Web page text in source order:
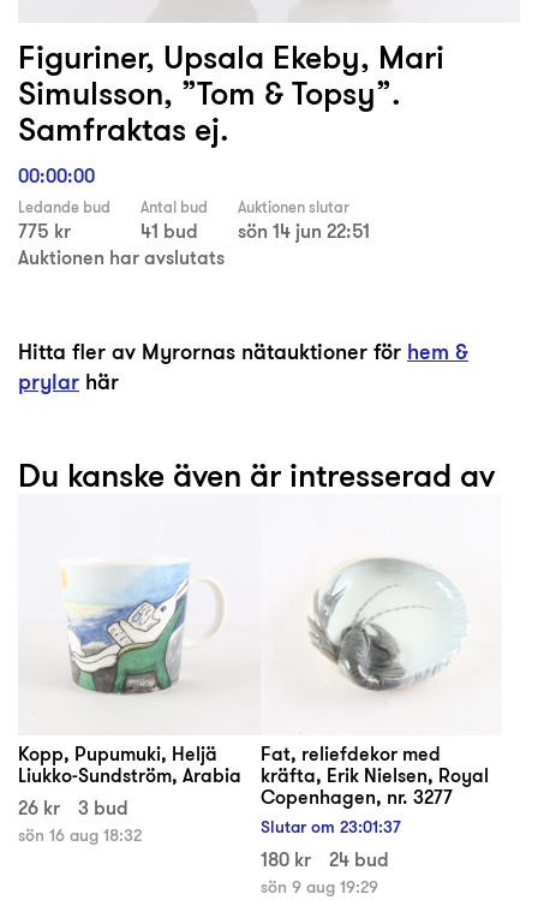
Figuriner, Upsala Ekeby, Mari
Simulsson, ”Tom & Topsy”.
Samfraktas ej.
00:00:00
Ledande bud
775 kr
Antal bud
41 bud
Auktionen slutar
sön 14 jun 22:51
Auktionen har avslutats
Hitta fler av Myrornas nätauktioner för hem &
prylar här
Du kanske även är intresserad av
Kopp, Pupumuki, Heljä
Liukko-Sundström, Arabia
26 kr
3 bud
sön 16 aug 18:32
Fat, reliefdekor med
kräfta, Erik Nielsen, Royal
Copenhagen, nr. 3277
Slutar om 23:01:37
180 kr 24 bud
sön 9 aug 19:29